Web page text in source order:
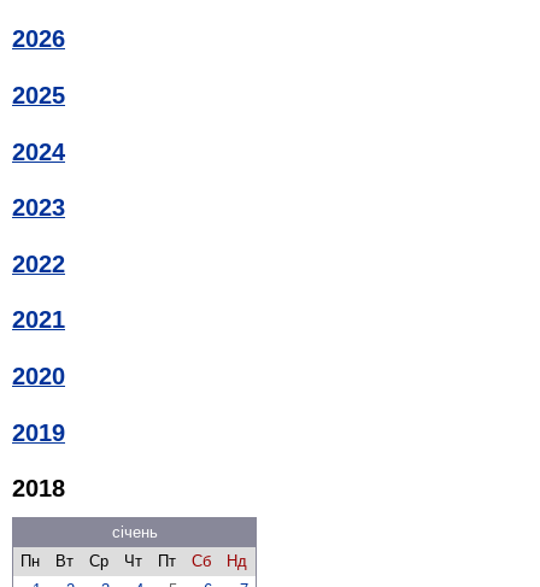
2026
2025
2024
2023
2022
2021
2020
2019
2018
січень
Пн
Вт Ср Чт Пт Сб
Нд